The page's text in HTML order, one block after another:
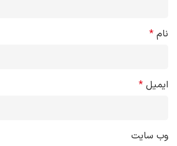
نام *
ایمیل *
وب‌ سایت